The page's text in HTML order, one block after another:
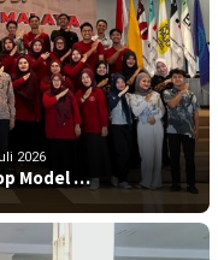
2026
Model …